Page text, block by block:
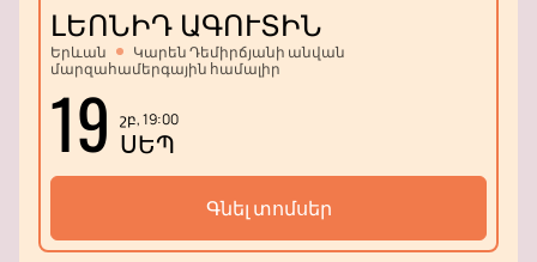
ԼԵՈՆԻԴ ԱԳՈՒՏԻՆ
Երևան
Կարեն Դեմիրճյանի անվան
մարզահամերգային համալիր
19 շբ, 19:00
ՍԵՊ
Գնել տոմսեր